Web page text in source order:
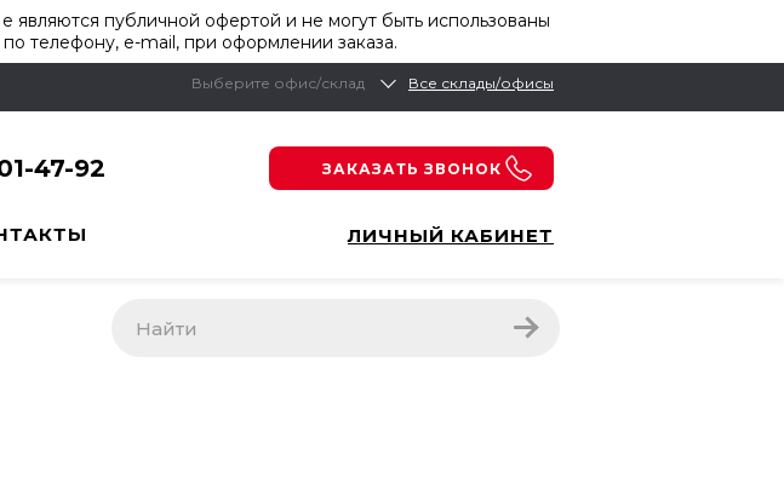
публичной офертой и не могут быть использованы
телефону, e-mail, при оформлении заказа.
Выберите офис/склад Все склады/офисы
47-92 ЗАКАЗАТЬ ЗВОНОК
ЛИЧНЫЙ КАБИНЕТ